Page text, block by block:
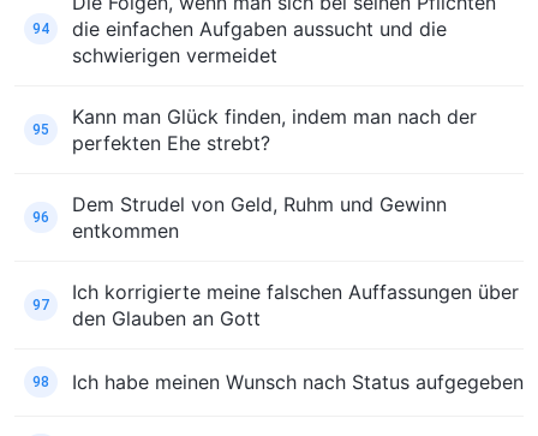
94
die einfachen Aufgaben aussucht und die
schwierigen vermeidet
95
Kann man Glück finden, indem man nach der
perfekten Ehe strebt?
96
Dem Strudel von Geld, Ruhm und Gewinn
entkommen
97
Ich korrigierte meine falschen Auffassungen über
den Glauben an Gott
98 Ich habe meinen Wunsch nach Status aufgegeben